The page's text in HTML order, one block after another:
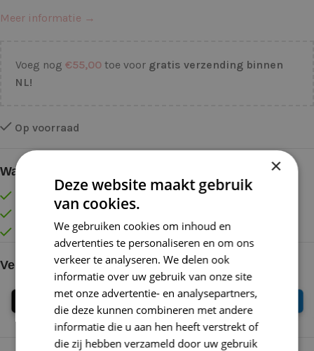
Meer informatie →
Voeg nog €55,00 toe voor gratis verzending binnen
NL!
Op voorraad
Waarom kopen bij de Wolkast?
Lage verzendkosten vanaf € 4,99 binnen NL
Vóór 16:30 besteld = Zelfde (werk)dag verzonden
Veilig online betalen
×
Deze website maakt gebruik
van cookies.
We gebruiken cookies om inhoud en
advertenties te personaliseren en om ons
verkeer te analyseren. We delen ook
informatie over uw gebruik van onze site
met onze advertentie- en analysepartners,
die deze kunnen combineren met andere
informatie die u aan hen heeft verstrekt of
die zij hebben verzameld door uw gebruik